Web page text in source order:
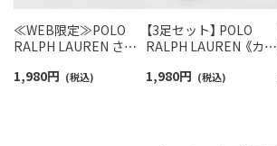
≪WEB限定≫POLO
RALPH LAUREN さら
スニーカー丈ソックス
1,980円 (税込)
【3足セット】 POLO
RALPH LAUREN 《カラ
ンポイントソックス シ
1,980円 (税込)